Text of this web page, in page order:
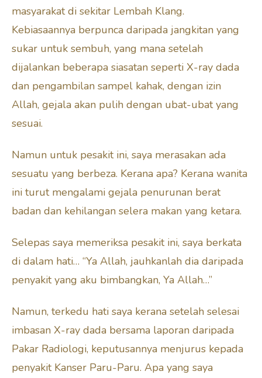
masyarakat di sekitar Lembah Klang.
Kebiasaannya berpunca daripada jangkitan yang
sukar untuk sembuh, yang mana setelah
dijalankan beberapa siasatan seperti X-ray dada
dan pengambilan sampel kahak, dengan izin
Allah, gejala akan pulih dengan ubat-ubat yang
sesuai.
Namun untuk pesakit ini, saya merasakan ada
sesuatu yang berbeza. Kerana apa? Kerana wanita
ini turut mengalami gejala penurunan berat
badan dan kehilangan selera makan yang ketara.
Selepas saya memeriksa pesakit ini, saya berkata
di dalam hati… “Ya Allah, jauhkanlah dia daripada
penyakit yang aku bimbangkan, Ya Allah…”
Namun, terkedu hati saya kerana setelah selesai
imbasan X-ray dada bersama laporan daripada
Pakar Radiologi, keputusannya menjurus kepada
penyakit Kanser Paru-Paru. Apa yang saya